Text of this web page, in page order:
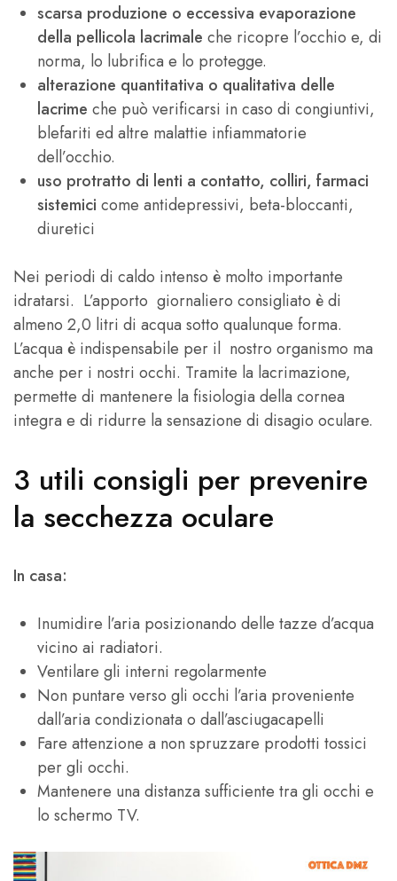
scarsa produzione o eccessiva evaporazione
della pellicola lacrimale che ricopre l’occhio e, di
norma, lo lubrifica e lo protegge.
alterazione quantitativa o qualitativa delle
lacrime che può verificarsi in caso di congiuntivi,
blefariti ed altre malattie infiammatorie
dell’occhio.
uso protratto di lenti a contatto, colliri, farmaci
sistemici come antidepressivi, beta-bloccanti,
diuretici
Nei periodi di caldo intenso è molto importante
idratarsi. L’apporto giornaliero consigliato è di
almeno 2,0 litri di acqua sotto qualunque forma.
L’acqua è indispensabile per il nostro organismo ma
anche per i nostri occhi. Tramite la lacrimazione,
permette di mantenere la fisiologia della cornea
integra e di ridurre la sensazione di disagio oculare.
3 utili consigli per prevenire
la secchezza oculare
In casa:
Inumidire l’aria posizionando delle tazze d’acqua
vicino ai radiatori.
Ventilare gli interni regolarmente
Non puntare verso gli occhi l’aria proveniente
dall’aria condizionata o dall’asciugacapelli
Fare attenzione a non spruzzare prodotti tossici
per gli occhi.
Mantenere una distanza sufficiente tra gli occhi e
lo schermo TV.